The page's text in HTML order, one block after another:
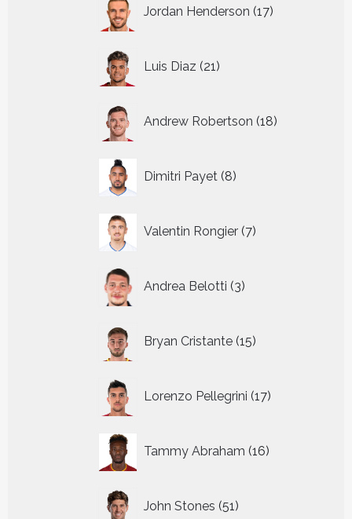
Jordan Henderson 17
producten
Luis Diaz 21
producten
Andrew Robertson 18
producten
Dimitri Payet 8
producten
Valentin Rongier 7
producten
Andrea Belotti 3
producten
Bryan Cristante 15
producten
Lorenzo Pellegrini 17
producten
Tammy Abraham 16
producten
John Stones 51
producten